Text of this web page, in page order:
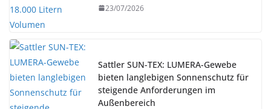
23/07/2026
Sattler SUN-TEX: LUMERA-Gewebe
bieten langlebigen Sonnenschutz für
steigende Anforderungen im
Außenbereich